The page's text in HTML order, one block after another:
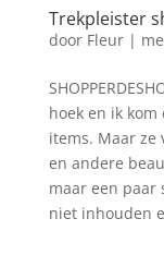
Trekpleister
door Fleur|
hoek en ik
items. Maar ze
en andere
maar een paar
niet inhouden